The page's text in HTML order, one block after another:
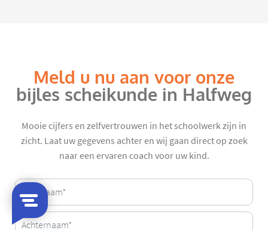
Meld u nu aan voor onze
bijles scheikunde in Halfweg
Mooie cijfers en zelfvertrouwen in het schoolwerk zijn in
zicht. Laat uw gegevens achter en wij gaan direct op zoek
naar een ervaren coach voor uw kind.